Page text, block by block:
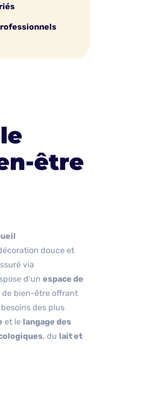
être
douce et
via
d’un espace de
de bien-être offrant
des plus
et le langage des
, du lait et